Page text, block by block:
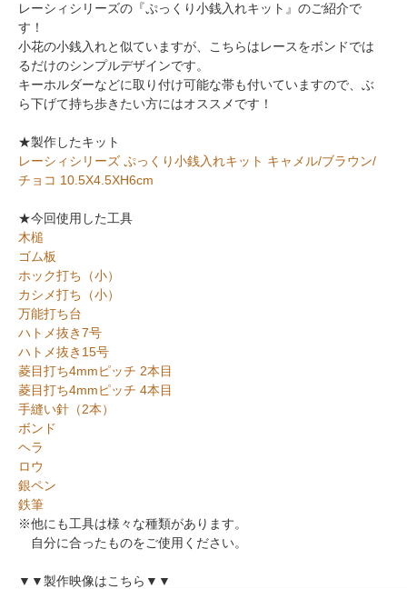
レーシィシリーズの『ぷっくり小銭入れキット』のご紹介で
す！
小花の小銭入れと似ていますが、こちらはレースをボンドでは
るだけのシンプルデザインです。
キーホルダーなどに取り付け可能な帯も付いていますので、ぶ
ら下げて持ち歩きたい方にはオススメです！
★製作したキット
レーシィシリーズ ぷっくり小銭入れキット キャメル/ブラウン/
チョコ 10.5X4.5XH6cm
★今回使用した工具
木槌
ゴム板
ホック打ち（小）
カシメ打ち（小）
万能打ち台
ハトメ抜き7号
ハトメ抜き15号
菱目打ち4mmピッチ 2本目
菱目打ち4mmピッチ 4本目
手縫い針（2本）
ボンド
ヘラ
ロウ
銀ペン
鉄筆
※他にも工具は様々な種類があります。
自分に合ったものをご使用ください。
▼▼製作映像はこちら▼▼